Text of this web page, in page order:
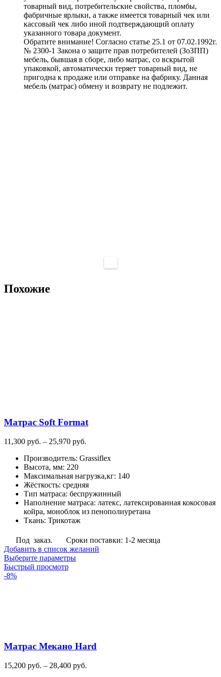
товарный вид, потребительские свойства, пломбы,
фабричные ярлыки, а также имеется товарный чек или
кассовый чек либо иной подтверждающий оплату
указанного товара документ.
Обратите внимание! Согласно статье 25.1 от 07.02.1992г.
№ 2300-1 Закона о защите прав потребителей (ЗоЗПП)
мебель, бывшая в сборе, либо матрас, со вскрытой
упаковкой, автоматически теряет товарный вид, не
пригодна к продаже или отправке на фабрику. Данная
мебель (матрас) обмену и возврату не подлежит.
Похожие
Матрас Soft Format
11,300 руб. – 25,970 руб.
11,300
–
25,970
руб.
Производитель: Grassiflex
Высота, мм: 220
Максимальная нагрузка,кг: 140
Жёсткость: средняя
Тип матраса: беспружинный
Наполнение матраса: латекс, латексированная кокосовая
койра, моноблок из пенополиуретана
Ткань: Трикотаж
Под заказ.
Сроки поставки: 1-2 месяца
Добавить в список желаний
Выберите параметрыЭтот
товара.
Быстрый просмотр
-8%
Матрас Мекано Hard
15,200 руб. – 28,400 руб.